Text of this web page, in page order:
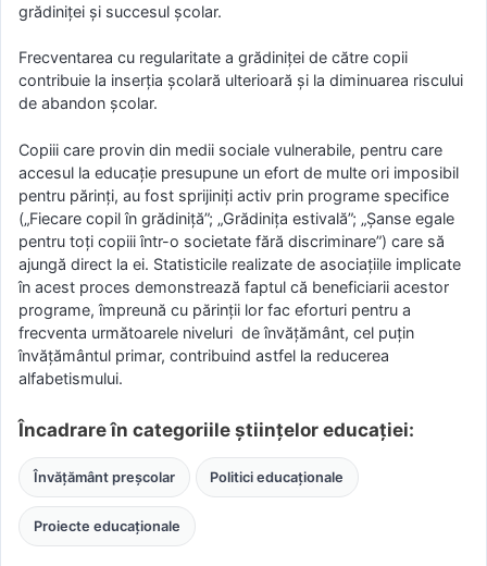
grădiniţei şi succesul şcolar.
Frecventarea cu regularitate a grădiniței de către copii
contribuie la inserția școlară ulterioară și la diminuarea riscului
de abandon școlar.
Copiii care provin din medii sociale vulnerabile, pentru care
accesul la educație presupune un efort de multe ori imposibil
pentru părinți, au fost sprijiniți activ prin programe specifice
(„Fiecare copil în grădiniță”; „Grădinița estivală”; „Şanse egale
pentru toți copiii într-o societate fără discriminare”) care să
ajungă direct la ei. Statisticile realizate de asociațiile implicate
în acest proces demonstrează faptul că beneficiarii acestor
programe, împreună cu părinții lor fac eforturi pentru a
frecventa următoarele niveluri de învățământ, cel puțin
învățământul primar, contribuind astfel la reducerea
alfabetismului.
Încadrare în categoriile științelor educației:
Învățământ preșcolar Politici educaționale
Proiecte educaționale